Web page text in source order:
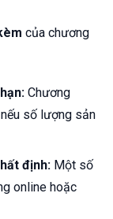
của chương
Chương
số lượng sản
định: Một số
online hoặc